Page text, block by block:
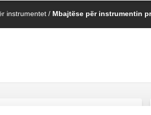
instrumentet / Mbajtëse për instrumentin